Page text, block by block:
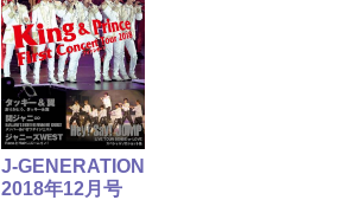
J-GENERATION
2018年12月号